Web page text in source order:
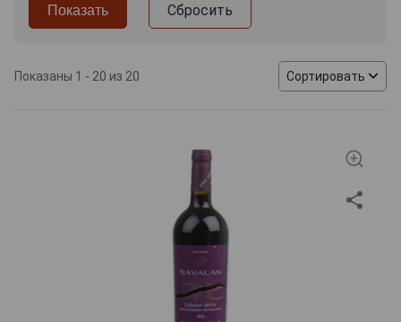
Сбросить
Показаны 1 - 20 из 20 Сортировать